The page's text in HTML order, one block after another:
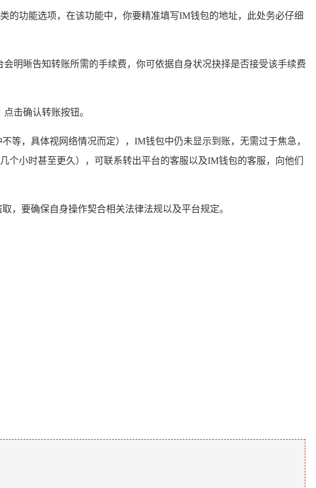
的功能选项，在该功能中，你要精准填写IM钱包的地址，此处务必仔细
明晰告知转账所需的手续费，你可依据自身状况抉择是否接受该手续费
击确认转账按钮。
等，具体视网络情况而定），IM钱包中仍未显示到账，无需过于焦急，
小时甚至更久），可联系转出平台的客服以及IM钱包的客服，向他们
，要确保自身操作契合相关法律法规以及平台规定。